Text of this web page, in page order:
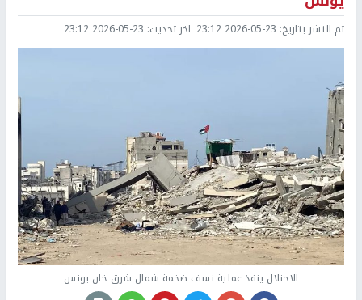
تم النشر بتاريخ: 2026-05-23 23:12 اخر تحديث: 2026-05-23 23:12
الاحتلال ينفذ عملية نسف ضخمة شمال شرق خان يونس